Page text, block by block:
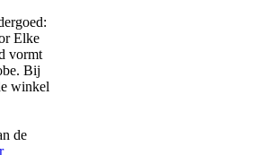
Elke
vormt
Bij
winkel
de